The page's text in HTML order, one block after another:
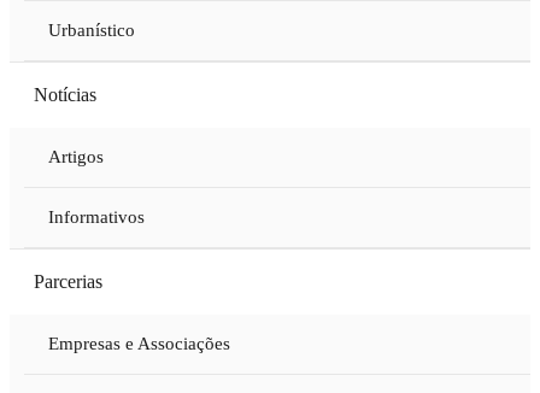
Urbanístico
Notícias
Artigos
Informativos
Parcerias
Empresas e Associações